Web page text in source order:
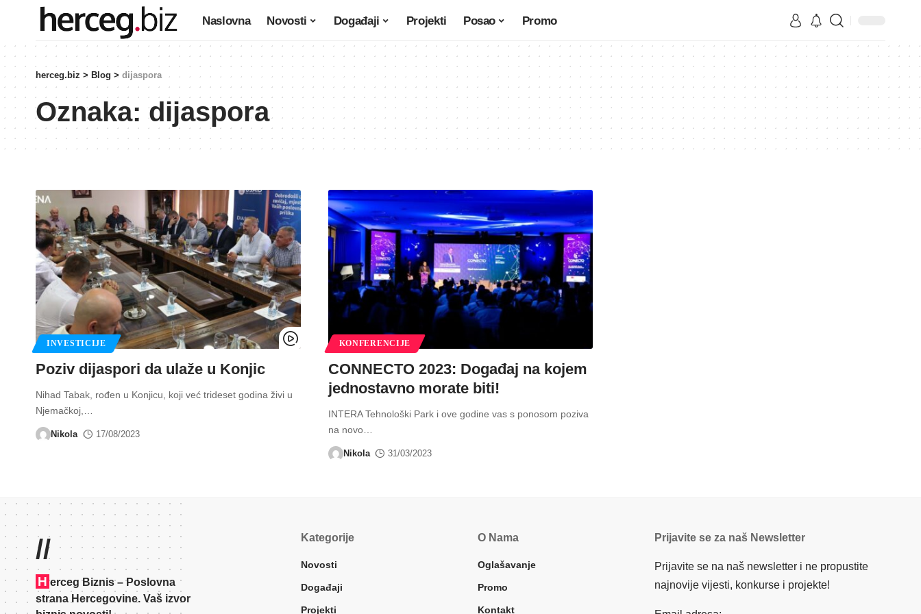
Naslovna Novosti Događaji Projekti Posao Promo
herceg.biz > Blog > dijaspora
Oznaka:dijaspora
INVESTICIJE
Poziv dijaspori da ulaže u Konjic
Nihad Tabak, rođen u Konjicu, koji već trideset godina živi u
Njemačkoj,
Nikola 17/08/2023
KONFERENCIJE
CONNECTO 2023: Događaj na kojem
jednostavno morate biti!
INTERA Tehnološki Park i ove godine vas s ponosom poziva
na novo…
Nikola 31/03/2023
//
H erceg Biznis – Poslovna
strana Hercegovine. Vaš izvor
Kategorije
Novosti
Događaji
Projekti
O Nama
Oglašavanje
Promo
Kontakt
Prijavite se za naš Newsletter
Prijavite se na naš newsletter i ne propustite
najnovije vijesti, konkurse i projekte!